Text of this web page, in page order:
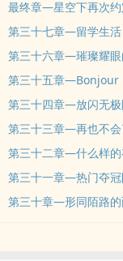
约定与她一起实现梦
他---阳光外向，像太
也是她的直属学弟--廷
哪个"他"才是能陪她实
属于这个夏天的星空
||加更||收藏&珍珠达
★甜甜微酸的校园文，
★人物角色是慢慢铺陈
身，所以前期恋爱元素
★新手写书欢迎留言
最终章—星空下再次约
第三十七章—留学生活
第三十六章—璀璨耀眼
第三十五章—Bonjour
第三十四章—放闪无极
第三十三章—再也不会
第三十二章—什么样
第三十一章—热门夺冠
第三十章—形同陌路的